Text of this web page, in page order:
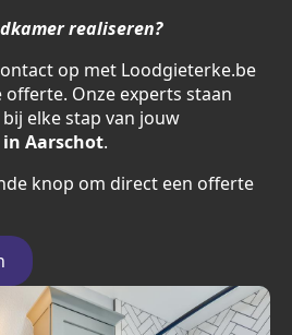
realiseren?
op met Loodgieterke.be
Onze experts staan
elke stap van jouw
Aarschot.
knop om direct een offerte